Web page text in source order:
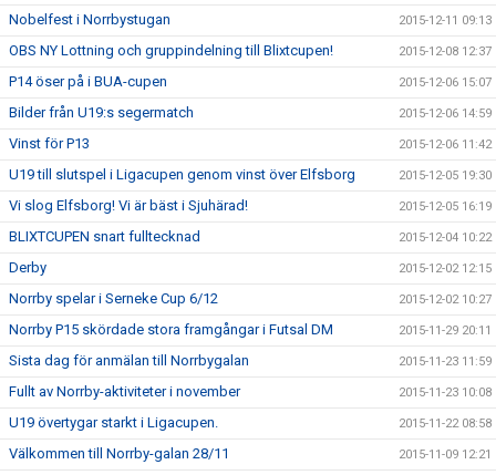
Nobelfest i Norrbystugan 2015-12-11 09:13
OBS NY Lottning och gruppindelning till Blixtcupen! 2015-12-08 12:37
P14 öser på i BUA-cupen 2015-12-06 15:07
Bilder från U19:s segermatch 2015-12-06 14:59
Vinst för P13 2015-12-06 11:42
U19 till slutspel i Ligacupen genom vinst över Elfsborg 2015-12-05 19:30
Vi slog Elfsborg! Vi är bäst i Sjuhärad! 2015-12-05 16:19
BLIXTCUPEN snart fulltecknad 2015-12-04 10:22
Derby 2015-12-02 12:15
Norrby spelar i Serneke Cup 6/12 2015-12-02 10:27
Norrby P15 skördade stora framgångar i Futsal DM 2015-11-29 20:11
Sista dag för anmälan till Norrbygalan 2015-11-23 11:59
Fullt av Norrby-aktiviteter i november 2015-11-23 10:08
U19 övertygar starkt i Ligacupen. 2015-11-22 08:58
Välkommen till Norrby-galan 28/11 2015-11-09 12:21